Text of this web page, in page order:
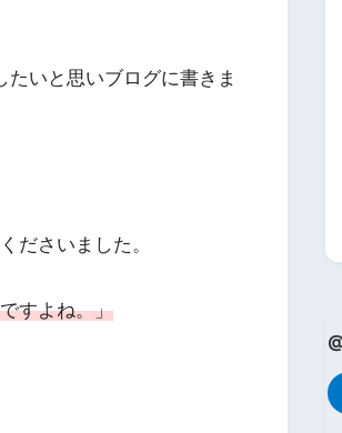
いと思いブログに書きま
ださいました。
すよね。」